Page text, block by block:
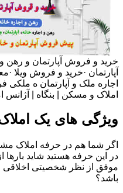
خرید و فروش آپارتمان و رهن
آپارتمان ·خرید و فروش ویلا
اجاره ملک و آپارتمان ه ملکی
املاک و مسکن | بنگاه |
ویژگی های یک
اگر شما هم در حرفه املاک
در این حرفه هستید شاید بارها
موفق از نظر شخصیتی اخلاقی
باشد؟